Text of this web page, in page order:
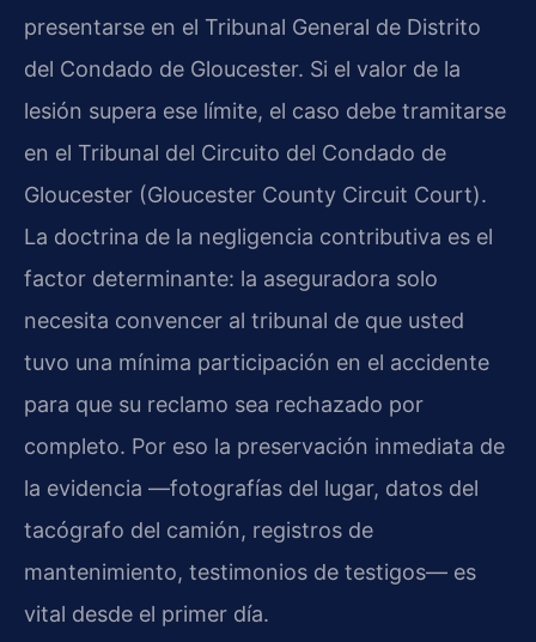
presentarse en el Tribunal General de Distrito
del Condado de Gloucester. Si el valor de la
lesión supera ese límite, el caso debe tramitarse
en el Tribunal del Circuito del Condado de
Gloucester (Gloucester County Circuit Court).
La doctrina de la negligencia contributiva es el
factor determinante: la aseguradora solo
necesita convencer al tribunal de que usted
tuvo una mínima participación en el accidente
para que su reclamo sea rechazado por
completo. Por eso la preservación inmediata de
la evidencia —fotografías del lugar, datos del
tacógrafo del camión, registros de
mantenimiento, testimonios de testigos— es
vital desde el primer día.